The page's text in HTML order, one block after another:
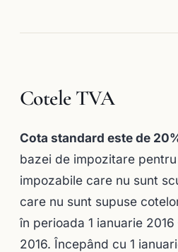
Cotele TVA
Cota standard este de
bazei de impozitare
impozabile care nu sunt
care nu sunt supuse
în perioada 1 ianuarie
2016. Începând cu 1